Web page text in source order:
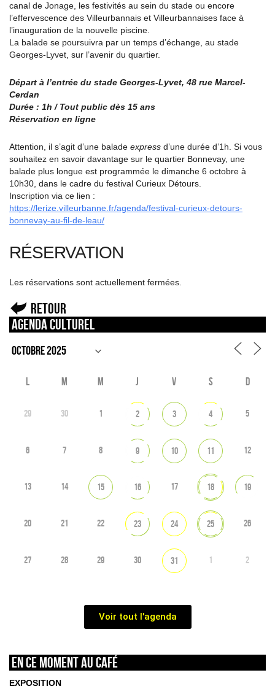
canal de Jonage, les festivités au sein du stade ou encore
l’effervescence des Villeurbannais et Villeurbannaises face à
l’inauguration de la nouvelle piscine.
La balade se poursuivra par un temps d’échange, au stade
Georges-Lyvet, sur l’avenir du quartier.
Départ à l’entrée du stade Georges-Lyvet, 48 rue Marcel-
Cerdan
Durée : 1h / Tout public dès 15 ans
Réservation en ligne
Attention, il s’agit d’une balade express d’une durée d’1h. Si vous
souhaitez en savoir davantage sur le quartier Bonnevay, une
balade plus longue est programmée le dimanche 6 octobre à
10h30, dans le cadre du festival Curieux Détours.
Inscription via ce lien :
https://lerize.villeurbanne.fr/agenda/festival-curieux-detours-
bonnevay-au-fil-de-leau/
RÉSERVATION
Les réservations sont actuellement fermées.
Retour
Agenda culturel
L M M J V S D
29 30 1 2 3 4 5
6 7 8 9 10 11 12
13 14 15 16 17 18 19
20 21 22 23 24 25 26
27 28 29 30 31 1 2
Voir tout l'agenda
En ce moment au café
EXPOSITION